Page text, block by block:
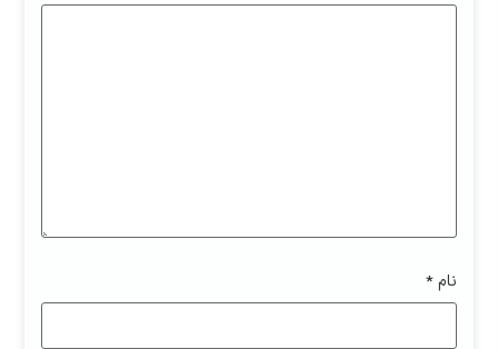
نام*